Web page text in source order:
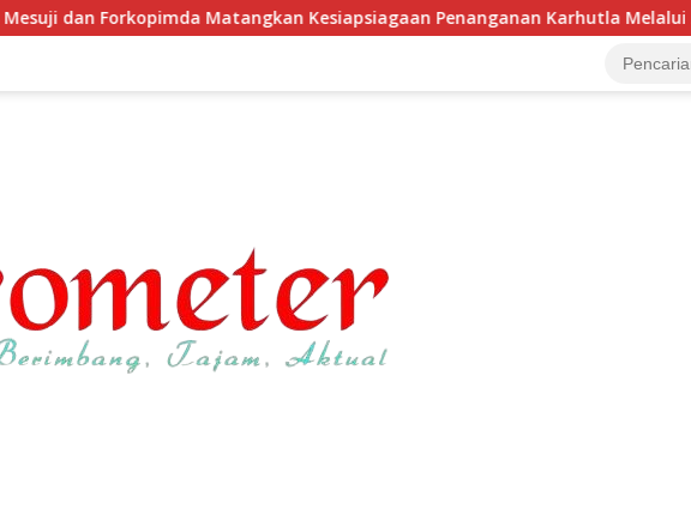
Kesiapsiagaan Penanganan Karhutla Melalui Apel Gelar Pasukan